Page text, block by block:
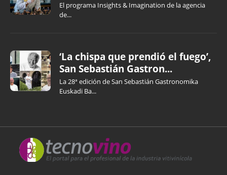
El programa Insights & Imagination de la agencia
de...
‘La chispa que prendió el fuego’,
San Sebastián Gastron...
La 28ª edición de San Sebastián Gastronomika
Euskadi Ba...